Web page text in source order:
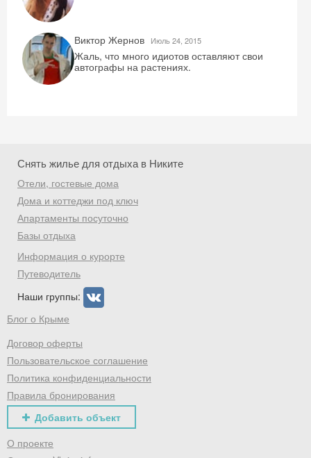
Виктор Жернов Июль 24, 2015
Жаль, что много идиотов оставляют свои
автографы на растениях.
Снять жилье для отдыха в Никите
Отели, гостевые дома
Дома и коттеджи под ключ
Апартаменты посуточно
Базы отдыха
Информация о курорте
Путеводитель
Наши группы:
Блог о Крыме
Договор оферты
Пользовательское соглашение
Политика конфиденциальности
Правила бронирования
Добавить объект
О проекте
Скидка −5%
промокод на первое бронирование!